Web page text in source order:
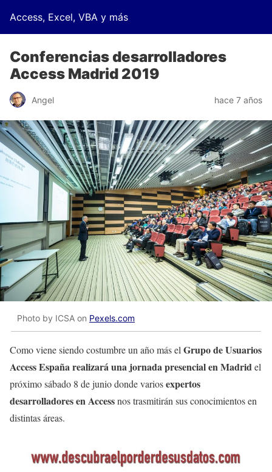
Access, Excel, VBA y más
Conferencias desarrolladores
Access Madrid 2019
Angel hace 7 años
Photo by ICSA on Pexels.com
Como viene siendo costumbre un año más el Grupo de Usuarios
Access España realizará una jornada presencial en Madridel
próximo sábado 8 de junio donde variosexpertos
desarrolladores en Accessnos trasmitirán sus conocimientos en
distintas áreas.